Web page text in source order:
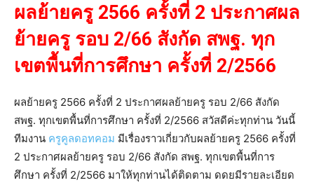
ผลย้ายครู 2566 ครั้งที่ 2 ประกาศผล
ย้ายครู รอบ 2/66 สังกัด สพฐ. ทุก
เขตพื้นที่การศึกษา ครั้งที่ 2/2566
ผลย้ายครู 2566 ครั้งที่ 2 ประกาศผลย้ายครู รอบ 2/66 สังกัด
สพฐ. ทุกเขตพื้นที่การศึกษา ครั้งที่ 2/2566 สวัสดีค่ะทุกท่าน วันนี้
ทีมงาน ครูคูลดอทคอม มีเรื่องราวเกี่ยวกับผลย้ายครู 2566 ครั้งที่
2 ประกาศผลย้ายครู รอบ 2/66 สังกัด สพฐ. ทุกเขตพื้นที่การ
ศึกษา ครั้งที่ 2/2566 มาให้ทุกท่านได้ติดตาม ดดยมีรายละเอียด